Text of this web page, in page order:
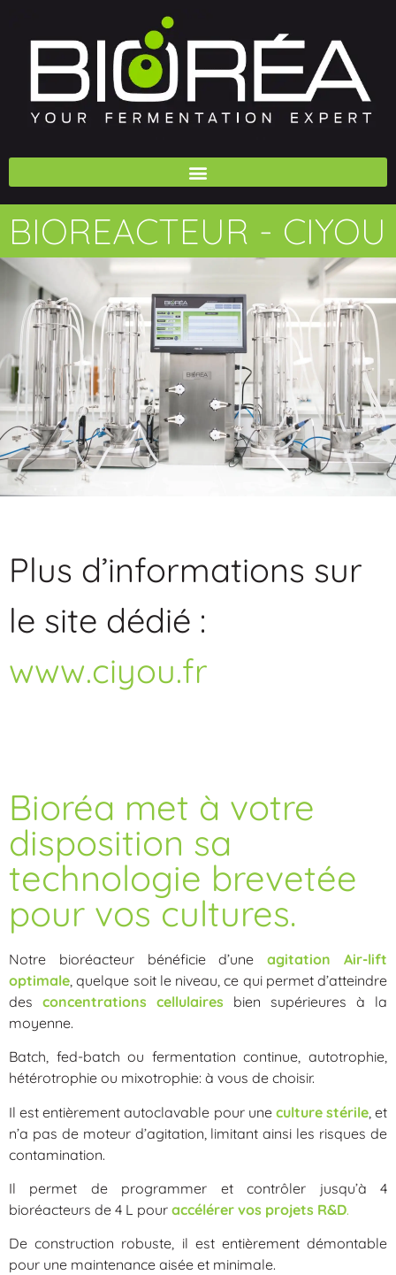
BIOREACTEUR - CIYOU
Plus d’informations sur
le site dédié :
www.ciyou.fr
Bioréa met à votre
disposition sa
technologie brevetée
pour vos cultures.
Notre bioréacteur bénéficie d’uneagitation Air-lift
optimale , quelque soit le niveau, ce qui permet d’atteindre
des concentrations cellulaires bien supérieures à la
moyenne.
Batch, fed-batch ou fermentation continue, autotrophie,
hétérotrophie ou mixotrophie: à vous de choisir.
Il est entièrement autoclavable pour une culture stérile, et
n’a pas de moteur d’agitation, limitant ainsi les risques de
contamination.
Il permet de programmer et contrôler jusqu’à 4
bioréacteurs de 4 L pour accélérer vos projets R&D.
De construction robuste, il est entièrement démontable
pour une maintenance aisée et minimale.